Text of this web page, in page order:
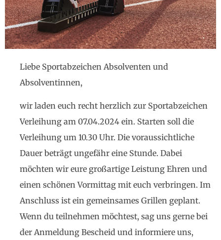
Liebe Sportabzeichen Absolventen und
Absolventinnen,
wir laden euch recht herzlich zur Sportabzeichen
Verleihung am 07.04.2024 ein. Starten soll die
Verleihung um 10.30 Uhr. Die voraussichtliche
Dauer beträgt ungefähr eine Stunde. Dabei
möchten wir eure großartige Leistung Ehren und
einen schönen Vormittag mit euch verbringen. Im
Anschluss ist ein gemeinsames Grillen geplant.
Wenn du teilnehmen möchtest, sag uns gerne bei
der Anmeldung Bescheid und informiere uns,